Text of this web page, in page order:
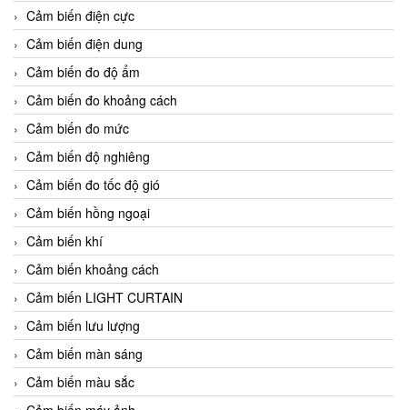
Cảm biến điện cực
Cảm biến điện dung
Cảm biến đo độ ẩm
Cảm biến đo khoảng cách
Cảm biến đo mức
Cảm biến độ nghiêng
Cảm biến đo tốc độ gió
Cảm biến hồng ngoại
Cảm biến khí
Cảm biến khoảng cách
Cảm biến LIGHT CURTAIN
Cảm biến lưu lượng
Cảm biến màn sáng
Cảm biến màu sắc